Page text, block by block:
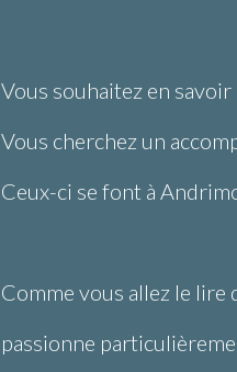
Vous souhaitez en savoir
Vous cherchez un
Ceux-ci se font à
Comme vous allez le lire
passionne